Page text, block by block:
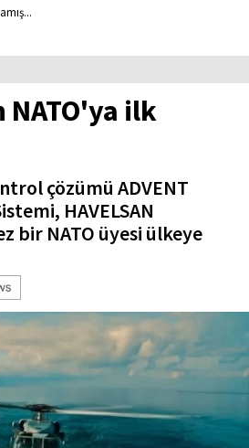
NATO'ya ilk
çözümü ADVENT
HAVELSAN
bir NATO üyesi ülkeye